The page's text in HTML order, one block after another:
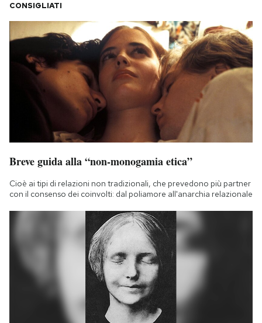
CONSIGLIATI
Breve guida alla “non-monogamia etica”
Cioè ai tipi di relazioni non tradizionali, che prevedono più partner
con il consenso dei coinvolti: dal poliamore all'anarchia relazionale